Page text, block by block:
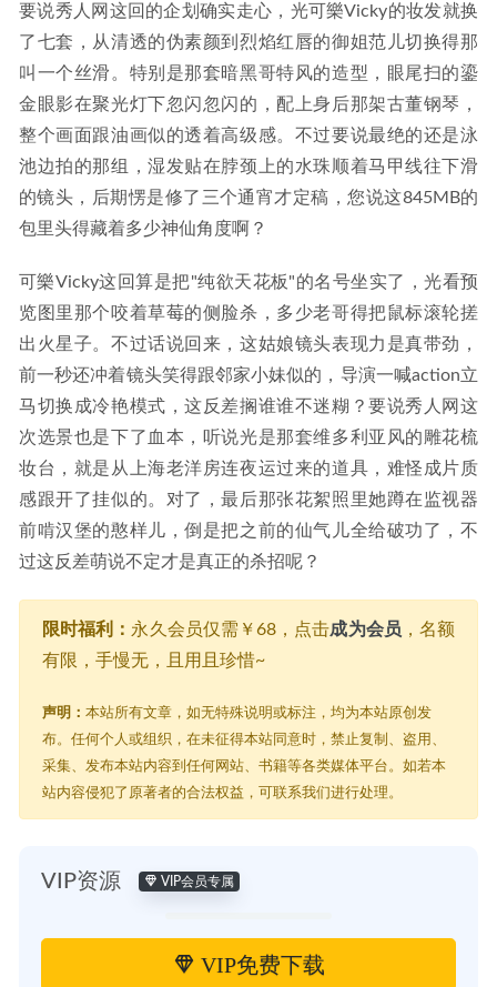
要说秀人网这回的企划确实走心，光可樂Vicky的妆发就换
了七套，从清透的伪素颜到烈焰红唇的御姐范儿切换得那
叫一个丝滑。特别是那套暗黑哥特风的造型，眼尾扫的鎏
金眼影在聚光灯下忽闪忽闪的，配上身后那架古董钢琴，
整个画面跟油画似的透着高级感。不过要说最绝的还是泳
池边拍的那组，湿发贴在脖颈上的水珠顺着马甲线往下滑
的镜头，后期愣是修了三个通宵才定稿，您说这845MB的
包里头得藏着多少神仙角度啊？
可樂Vicky这回算是把"纯欲天花板"的名号坐实了，光看预
览图里那个咬着草莓的侧脸杀，多少老哥得把鼠标滚轮搓
出火星子。不过话说回来，这姑娘镜头表现力是真带劲，
前一秒还冲着镜头笑得跟邻家小妹似的，导演一喊action立
马切换成冷艳模式，这反差搁谁谁不迷糊？要说秀人网这
次选景也是下了血本，听说光是那套维多利亚风的雕花梳
妆台，就是从上海老洋房连夜运过来的道具，难怪成片质
感跟开了挂似的。对了，最后那张花絮照里她蹲在监视器
前啃汉堡的憨样儿，倒是把之前的仙气儿全给破功了，不
过这反差萌说不定才是真正的杀招呢？
限时福利： 永久会员仅需￥68，点击成为会员 ，名额
有限，手慢无，且用且珍惜~
声明： 本站所有文章，如无特殊说明或标注，均为本站原创发
布。任何个人或组织，在未征得本站同意时，禁止复制、盗用、
采集、发布本站内容到任何网站、书籍等各类媒体平台。如若本
站内容侵犯了原著者的合法权益，可联系我们进行处理。
VIP资源 VIP会员专属
VIP免费下载